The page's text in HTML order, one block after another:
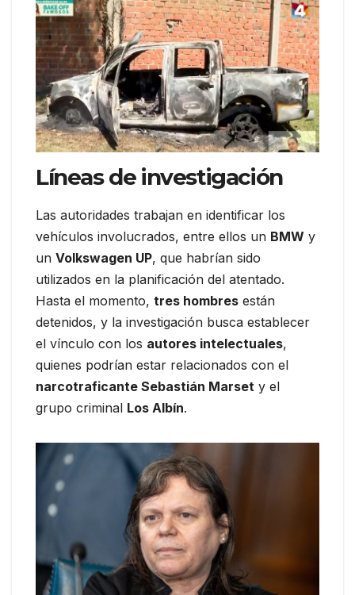
Líneas de investigación
Las autoridades trabajan en identificar los
vehículos involucrados, entre ellos un BMW y
un Volkswagen UP, que habrían sido
utilizados en la planificación del atentado.
Hasta el momento, tres hombres están
detenidos, y la investigación busca establecer
el vínculo con los autores intelectuales,
quienes podrían estar relacionados con el
narcotraficante Sebastián Marset y el
grupo criminal Los Albín.